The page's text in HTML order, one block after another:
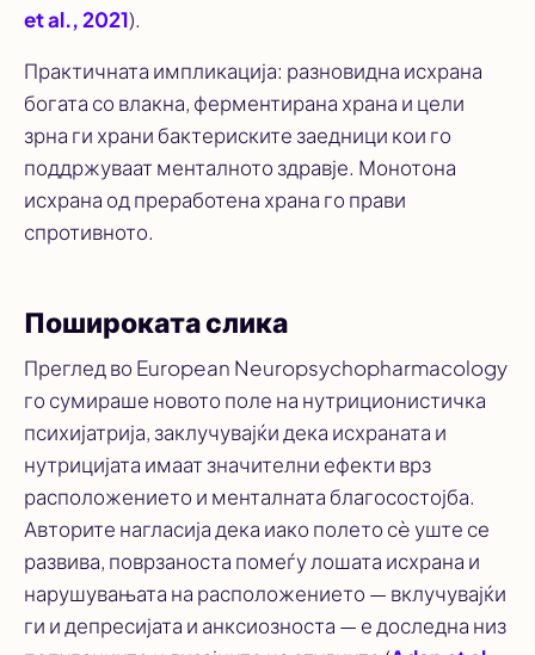
et al., 2021).
Практичната импликација: разновидна исхрана
богата со влакна, ферментирана храна и цели
зрна ги храни бактериските заедници кои го
поддржуваат менталното здравје. Монотона
исхрана од преработена храна го прави
спротивното.
Пошироката слика
Преглед во European Neuropsychopharmacology
го сумираше новото поле на нутриционистичка
психијатрија, заклучувајќи дека исхраната и
нутрицијата имаат значителни ефекти врз
расположението и менталната благосостојба.
Авторите нагласија дека иако полето сè уште се
развива, поврзаноста помеѓу лошата исхрана и
нарушувањата на расположението — вклучувајќи
ги и депресијата и анксиозноста — е доследна низ